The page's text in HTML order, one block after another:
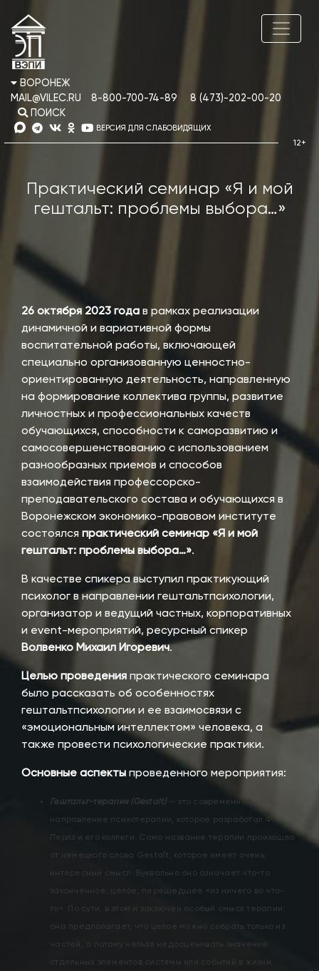
ВОРОНЕЖ
MAIL@VILEC.RU
8-800-700-74-89
8 (473)-202-00-20
ПОИСК
ВЕРСИЯ ДЛЯ СЛАБОВИДЯЩИХ
Практический семинар «Я и мой
гештальт: проблемы выбора…»
26 октября 2023 года в рамках реализации
динамичной и вариативной формы
воспитательной работы, включающей
специально организованную ценностно-
ориентированную деятельность, направленную
на формирование коллектива группы, развитие
личностных и профессиональных качеств
обучающихся, способности к саморазвитию и
самосовершенствованию с использованием
разнообразных приемов и способов
взаимодействия профессорско-
преподавательского состава и обучающихся в
Воронежском экономико-правовом институте
состоялся практический семинар «Я и мой
гештальт: проблемы выбора…».
В качестве спикера выступил практикующий
психолог в направлении гештальтпсихологии,
организатор и ведущий частных, корпоративных
и event-мероприятий, ресурсный спикер
Волвенко Михаил Игоревич.
Целью проведения практического семинара
было рассказать об особенностях
гештальтпсихологии и ее взаимосвязи с
«эмоциональным интеллектом» человека, а
также провести психологические практики.
Основные аспекты проведенного мероприятия:
Гештальт-терапия (Gestalt)— это современное
направление психотерапии, которое разработал Ф.
Перлз и его коллеги. Само название терапии произошло
от немецкого слова Gestalt, которое имеет очень
интересный смысл. Буквально оно означает что-то
законченное, целое, перешедшее «из ничего во что-
то». По сути, в этом и заключен особый смысл терапии:
она предполагает, что целое можно собрать только из
частей, а потому нельзя недооценивать значение
отдельных элементов системы или событий в жизни